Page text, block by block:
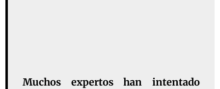
Muchos expertos han intentado